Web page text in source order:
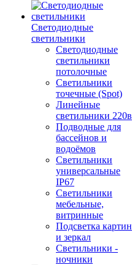
Светодиодные
светильники
Светодиодные
светильники
потолочные
Светильники
точечные (Spot)
Линейные
светильники 220в
Подводные для
бассейнов и
водоёмов
Светильники
универсальные
IP67
Светильники
мебельные,
витринные
Подсветка картин
и зеркал
Светильники -
ночники